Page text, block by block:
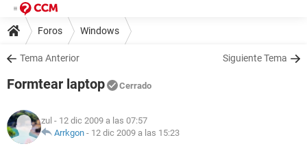
Foros Windows
Tema Anterior Siguiente Tema
Formtear laptop Cerrado
zul - 12 dic 2009 a las 07:57
Arrkgon - 12 dic 2009 a las 15:23